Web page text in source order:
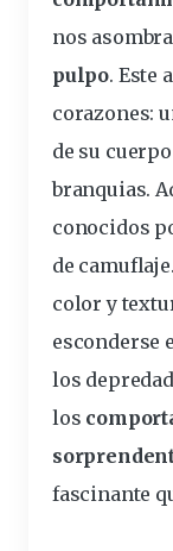
nos
pulpo. Este
corazones:
de su
branquias.
conocidos
de
color y
esconderse
los
los
fascinante